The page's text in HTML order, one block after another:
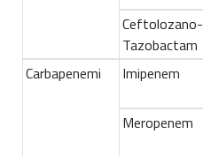
Ceftolozano-
Tazobactam
Carbapenemi
Imipenem
Meropenem